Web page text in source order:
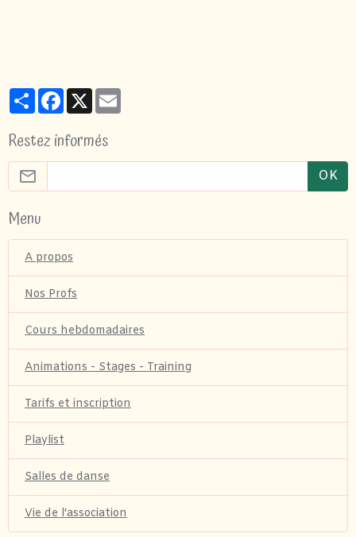
PartagerFacebook
X
Restez informés
OK
Menu
A propos
Nos Profs
Cours hebdomadaires
Animations - Stages - Training
Tarifs et inscription
Playlist
Salles de danse
Vie de l'association